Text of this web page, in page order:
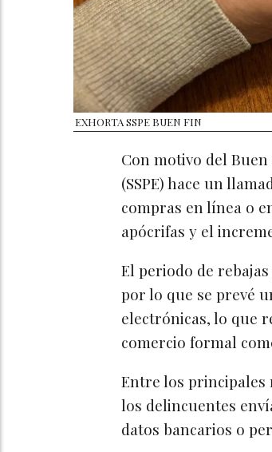
EXHORTA SSPE BUEN FIN
Con motivo del Buen
(SSPE) hace un
compras en línea o
apócrifas y el
El periodo de
por lo que se prevé
electrónicas, lo que
comercio formal
Entre los principales
los delincuentes
datos bancarios o